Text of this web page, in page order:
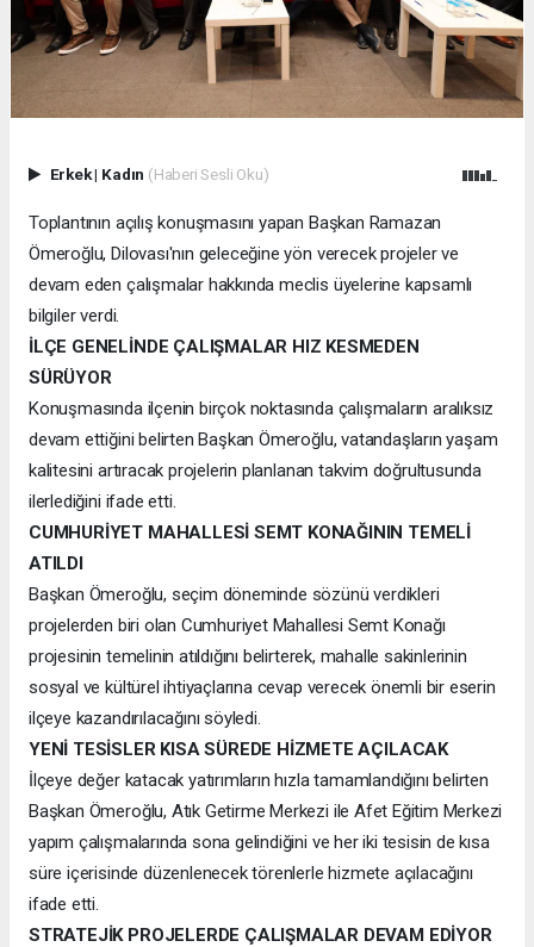
Erkek| Kadın (Haberi Sesli Oku)
Toplantının açılış konuşmasını yapan Başkan Ramazan
Ömeroğlu, Dilovası'nın geleceğine yön verecek projeler ve
devam eden çalışmalar hakkında meclis üyelerine kapsamlı
bilgiler verdi.
İLÇE GENELİNDE ÇALIŞMALAR HIZ KESMEDEN
SÜRÜYOR
Konuşmasında ilçenin birçok noktasında çalışmaların aralıksız
devam ettiğini belirten Başkan Ömeroğlu, vatandaşların yaşam
kalitesini artıracak projelerin planlanan takvim doğrultusunda
ilerlediğini ifade etti.
CUMHURİYET MAHALLESİ SEMT KONAĞININ TEMELİ
ATILDI
Başkan Ömeroğlu, seçim döneminde sözünü verdikleri
projelerden biri olan Cumhuriyet Mahallesi Semt Konağı
projesinin temelinin atıldığını belirterek, mahalle sakinlerinin
sosyal ve kültürel ihtiyaçlarına cevap verecek önemli bir eserin
ilçeye kazandırılacağını söyledi.
YENİ TESİSLER KISA SÜREDE HİZMETE AÇILACAK
İlçeye değer katacak yatırımların hızla tamamlandığını belirten
Başkan Ömeroğlu, Atık Getirme Merkezi ile Afet Eğitim Merkezi
yapım çalışmalarında sona gelindiğini ve her iki tesisin de kısa
süre içerisinde düzenlenecek törenlerle hizmete açılacağını
ifade etti.
STRATEJİK PROJELERDE ÇALIŞMALAR DEVAM EDİYOR